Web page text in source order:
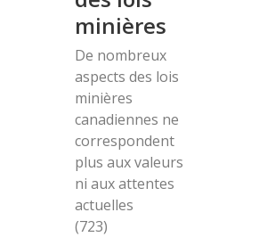
minières
De nombreux
aspects des lois
minières
canadiennes ne
correspondent
plus aux valeurs
ni aux attentes
actuelles
(723)